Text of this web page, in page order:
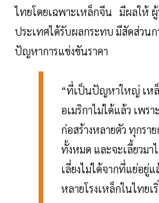
ไทยโดยเฉพาะเหล็กจีน มีผลให้ ผู้
ประเทศได้รับผลกระทบ มีสัดส่วน
ปัญหาการแข่งขันราคา
“ที่เป็นปัญหาใหญ่ เห
อเมริกาไม่ได้แล้ว เพร
ก่อสร้างหลายตัว ทุกรา
ทั้งหมด และจะเลี้ยวมา
เลี่ยงไม่ได้จากที่แย่อยู่
หลายโรงเหล็กในไทยเ